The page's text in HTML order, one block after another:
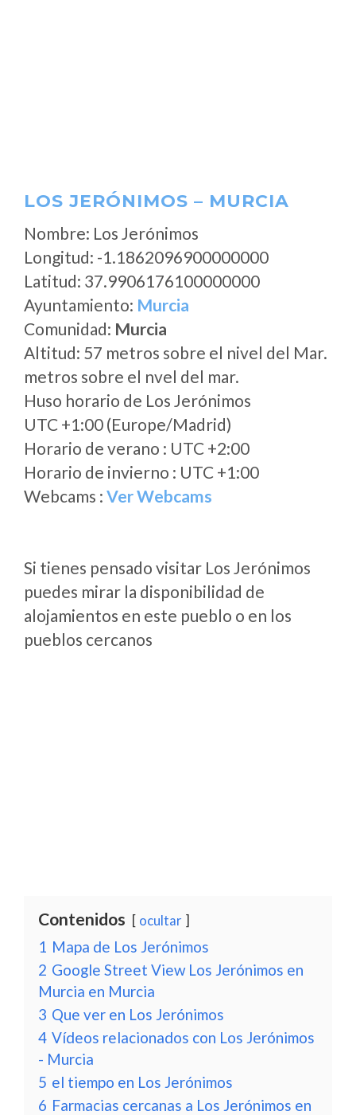
LOS JERÓNIMOS – MURCIA
Nombre: Los Jerónimos
Longitud: -1.1862096900000000
Latitud: 37.9906176100000000
Ayuntamiento: Murcia
Comunidad: Murcia
Altitud: 57 metros sobre el nivel del Mar.
metros sobre el nvel del mar.
Huso horario de Los Jerónimos
UTC +1:00 (Europe/Madrid)
Horario de verano : UTC +2:00
Horario de invierno : UTC +1:00
Webcams : Ver Webcams
Si tienes pensado visitar Los Jerónimos
puedes mirar la disponibilidad de
alojamientos en este pueblo o en los
pueblos cercanos
Contenidos ocultar
1 Mapa de Los Jerónimos
2 Google Street View Los Jerónimos en
Murcia en Murcia
3 Que ver en Los Jerónimos
4 Vídeos relacionados con Los Jerónimos
- Murcia
5 el tiempo en Los Jerónimos
6 Farmacias cercanas a Los Jerónimos en